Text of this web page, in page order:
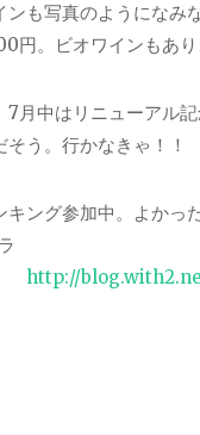
ンも写真のようになみ
円。ビオワインもあり
7月中はリニューアル
そう。行かなきゃ！！
キング参加中。よかっ
http://